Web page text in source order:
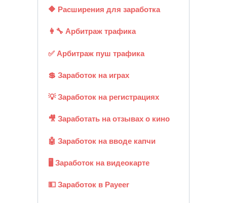
🔶 Расширения для заработка
👩‍🔧 Арбитраж трафика
✅ Арбитраж пуш трафика
💲 Заработок на играх
💡 Заработок на регистрациях
🎥 Заработать на отзывах о кино
🤖 Заработок на вводе капчи
🖥️ Заработок на видеокарте
💵 Заработок в Payeer